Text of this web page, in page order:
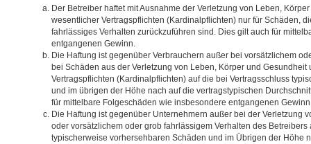
Der Betreiber haftet mit Ausnahme der Verletzung von Leben,
wesentlicher Vertragspflichten (Kardinalpflichten) nur für Schäden,
fahrlässiges Verhalten zurückzuführen sind. Dies gilt auch für
entgangenen Gewinn.
Die Haftung ist gegenüber Verbrauchern außer bei vorsätzlichem
bei Schäden aus der Verletzung von Leben, Körper und
Vertragspflichten (Kardinalpflichten) auf die bei Vertragsschluss
und im übrigen der Höhe nach auf die vertragstypischen
für mittelbare Folgeschäden wie insbesondere entgangenen
Die Haftung ist gegenüber Unternehmern außer bei der Verletzung
oder vorsätzlichem oder grob fahrlässigem Verhalten des Betreibers
typischerweise vorhersehbaren Schäden und im Übrigen der Höhe